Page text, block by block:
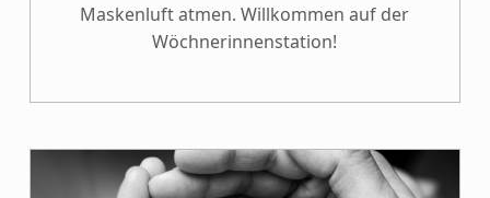
Maskenluft atmen. Willkommen auf der
Wöchnerinnenstation!